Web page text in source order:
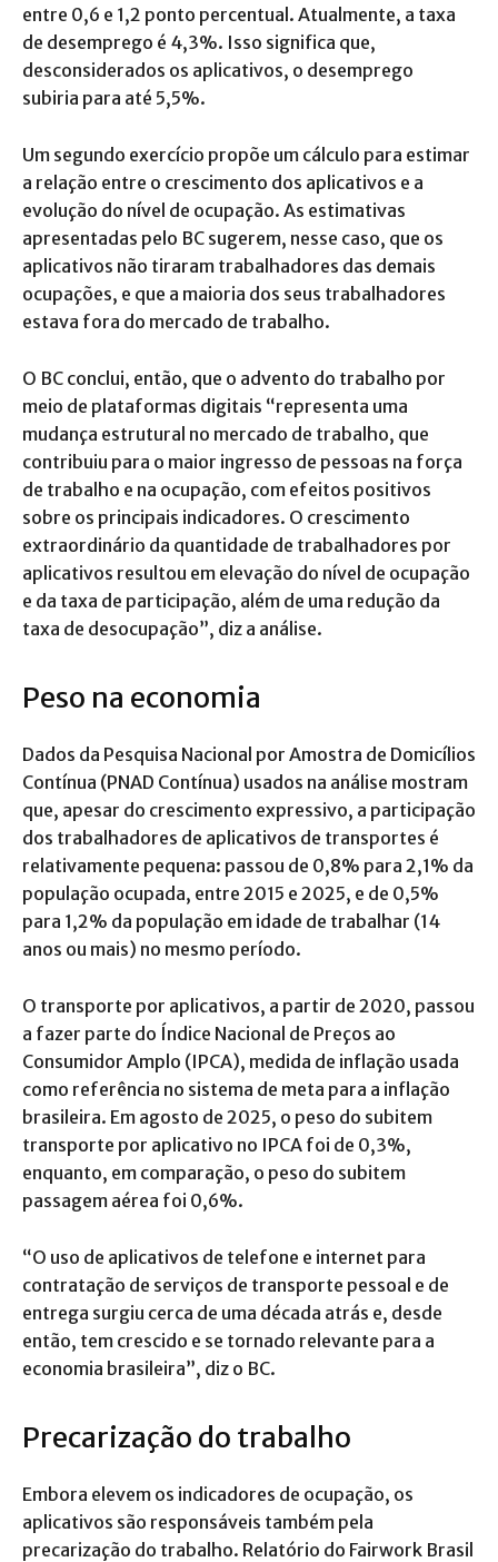
entre 0,6 e 1,2 ponto percentual. Atualmente, a taxa
de desemprego é 4,3%. Isso significa que,
desconsiderados os aplicativos, o desemprego
subiria para até 5,5%.
Um segundo exercício propõe um cálculo para estimar
a relação entre o crescimento dos aplicativos e a
evolução do nível de ocupação. As estimativas
apresentadas pelo BC sugerem, nesse caso, que os
aplicativos não tiraram trabalhadores das demais
ocupações, e que a maioria dos seus trabalhadores
estava fora do mercado de trabalho.
O BC conclui, então, que o advento do trabalho por
meio de plataformas digitais “representa uma
mudança estrutural no mercado de trabalho, que
contribuiu para o maior ingresso de pessoas na força
de trabalho e na ocupação, com efeitos positivos
sobre os principais indicadores. O crescimento
extraordinário da quantidade de trabalhadores por
aplicativos resultou em elevação do nível de ocupação
e da taxa de participação, além de uma redução da
taxa de desocupação”, diz a análise.
Peso na economia
Dados da Pesquisa Nacional por Amostra de Domicílios
Contínua (PNAD Contínua) usados na análise mostram
que, apesar do crescimento expressivo, a participação
dos trabalhadores de aplicativos de transportes é
relativamente pequena: passou de 0,8% para 2,1% da
população ocupada, entre 2015 e 2025, e de 0,5%
para 1,2% da população em idade de trabalhar (14
anos ou mais) no mesmo período.
O transporte por aplicativos, a partir de 2020, passou
a fazer parte do Índice Nacional de Preços ao
Consumidor Amplo (IPCA), medida de inflação usada
como referência no sistema de meta para a inflação
brasileira. Em agosto de 2025, o peso do subitem
transporte por aplicativo no IPCA foi de 0,3%,
enquanto, em comparação, o peso do subitem
passagem aérea foi 0,6%.
“O uso de aplicativos de telefone e internet para
contratação de serviços de transporte pessoal e de
entrega surgiu cerca de uma década atrás e, desde
então, tem crescido e se tornado relevante para a
economia brasileira”, diz o BC.
Precarização do trabalho
Embora elevem os indicadores de ocupação, os
aplicativos são responsáveis também pela
precarização do trabalho. Relatório do Fairwork Brasil